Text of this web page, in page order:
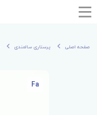
صفحه اصلی پرستاری سالمندی
Fa